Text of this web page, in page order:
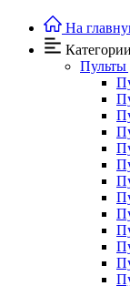
На
Категории
Пульты